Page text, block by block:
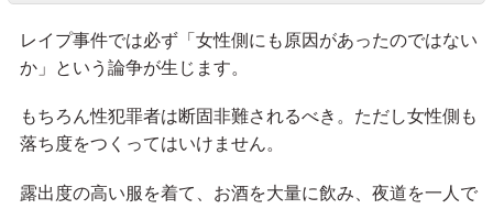
レイプ事件では必ず「女性側にも原因があったのではない
か」という論争が生じます。
もちろん性犯罪者は断固非難されるべき。ただし女性側も
落ち度をつくってはいけません。
露出度の高い服を着て、お酒を大量に飲み、夜道を一人で